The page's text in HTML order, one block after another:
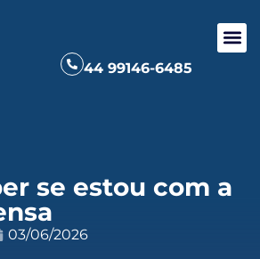
44 99146-6485
se estou com a
03/06/2026